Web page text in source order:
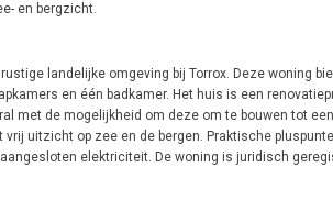
en bergzicht.
landelijke omgeving bij Torrox. Deze woning
en één badkamer. Het huis is een
met de mogelijkheid om deze om te bouwen tot
uitzicht op zee en de bergen. Praktische
elektriciteit. De woning is juridisch